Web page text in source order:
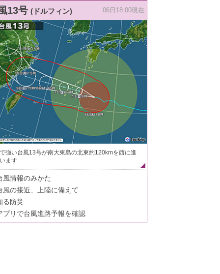
13号 (ドルフィン) 06日18:00現在
強い台風13号が南大東島の北東約120kmを西に進
ます
風情報のみかた
風の接近、上陸に備えて
る防災
プリで台風進路予報を確認